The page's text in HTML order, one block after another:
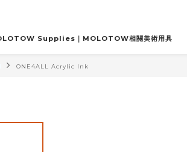
Supplies｜MOLOTOW相關美術用具
ONE4ALL Acrylic Ink